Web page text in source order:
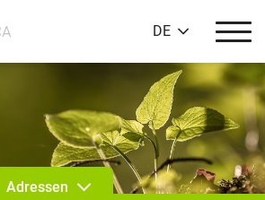
DE
Adressen